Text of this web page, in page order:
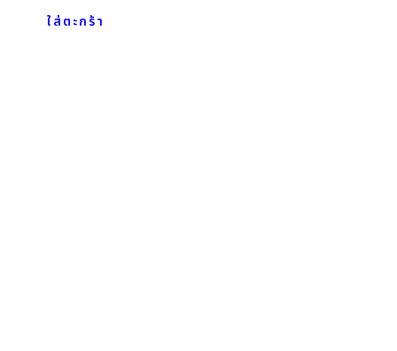
ใส่ตะกร้า